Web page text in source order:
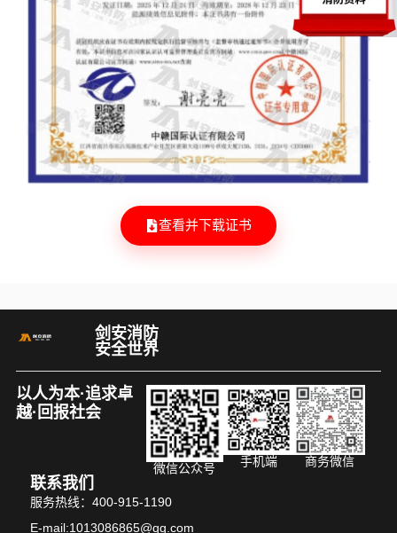
查看并下载证书
剑安消防
安全世界
以人为本·追求卓
越·回报社会
微信公众号 手机端 商务微信
联系我们
服务热线：400-915-1190
E-mail:1013086865@qq.com